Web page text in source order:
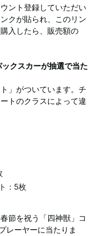
ント登録していただい
クが貼られ、このリン
入したら、販売額の
クスカーが抽選で当た
」がついています。チ
トのクラスによって違
：5枚
節を祝う「四神獣」コ
レーヤーに当たりま